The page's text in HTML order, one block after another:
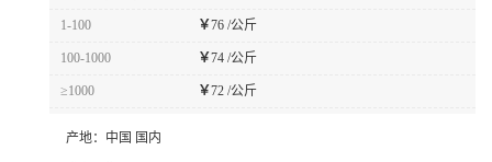
1-100 ￥76 /公斤
100-1000 ￥74 /公斤
≥1000 ￥72 /公斤
产地： 中国 国内